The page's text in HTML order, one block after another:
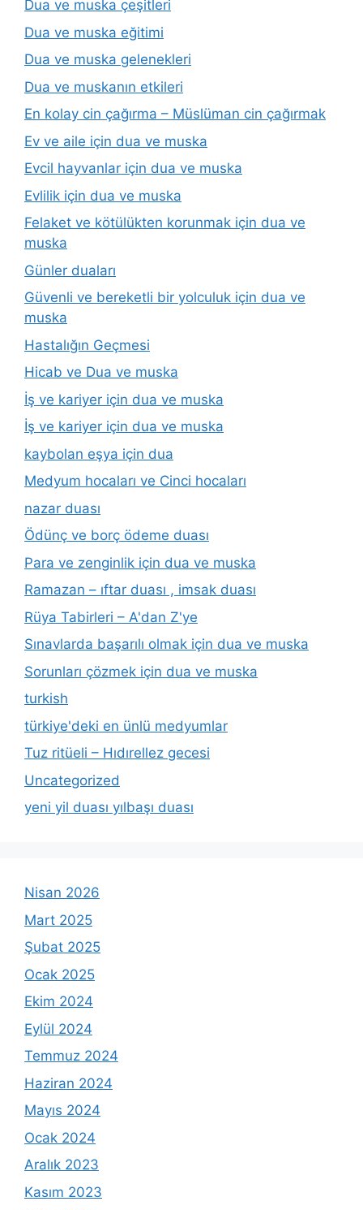
Dua ve muska çeşitleri
Dua ve muska eğitimi
Dua ve muska gelenekleri
Dua ve muskanın etkileri
En kolay cin çağırma – Müslüman cin çağırmak
Ev ve aile için dua ve muska
Evcil hayvanlar için dua ve muska
Evlilik için dua ve muska
Felaket ve kötülükten korunmak için dua ve
muska
Günler duaları
Güvenli ve bereketli bir yolculuk için dua ve
muska
Hastalığın Geçmesi
Hicab ve Dua ve muska
İş ve kariyer için dua ve muska
İş ve kariyer için dua ve muska
kaybolan eşya için dua
Medyum hocaları ve Cinci hocaları
nazar duası
Ödünç ve borç ödeme duası
Para ve zenginlik için dua ve muska
Ramazan – ıftar duası , imsak duası
Rüya Tabirleri – A'dan Z'ye
Sınavlarda başarılı olmak için dua ve muska
Sorunları çözmek için dua ve muska
turkish
türkiye'deki en ünlü medyumlar
Tuz ritüeli – Hıdırellez gecesi
Uncategorized
yeni yil duası yılbaşı duası
Nisan 2026
Mart 2025
Şubat 2025
Ocak 2025
Ekim 2024
Eylül 2024
Temmuz 2024
Haziran 2024
Mayıs 2024
Ocak 2024
Aralık 2023
Kasım 2023